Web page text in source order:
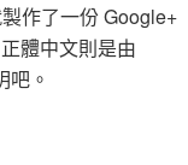
作了一份 Google+
體中文則是由
吧。